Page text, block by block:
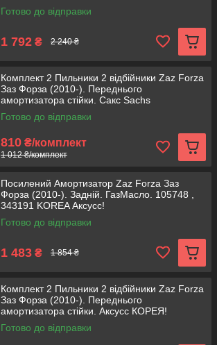
Готово до відправки
1 792 ₴ 2 240 ₴
Комплект 2 Пильники 2 відбійники Zaz Forza
Заз Форза (2010-). Переднього
амортизатора стійки. Сакс Sachs
Готово до відправки
810 ₴/комплект
1 012 ₴/комплект
Посилений Амортизатор Zaz Forza Заз
Форза (2010-). Задній. ГазМасло. 105748 ,
343191 KOREA Аксусс!
Готово до відправки
1 483 ₴ 1 854 ₴
Комплект 2 Пильники 2 відбійники Zaz Forza
Заз Форза (2010-). Переднього
амортизатора стійки. Аксусс КОРЕЯ!
Готово до відправки